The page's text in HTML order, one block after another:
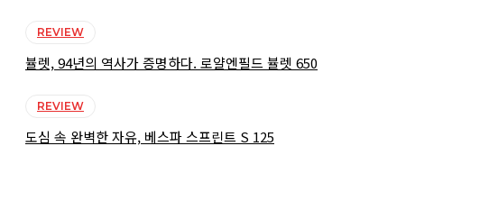
REVIEW
뷸렛, 94년의 역사가 증명하다. 로얄엔필드 뷸렛 650
REVIEW
도심 속 완벽한 자유, 베스파 스프린트 S 125